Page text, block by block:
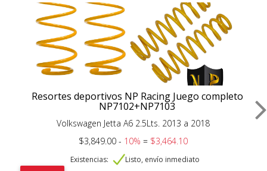
Resortes deportivos NP Racing Juego completo
NP7102+NP7103
Volkswagen Jetta A6 2.5Lts. 2013 a 2018
$3,849.00 - 10%= $3,464.10
Existencias: Listo, envío inmediato